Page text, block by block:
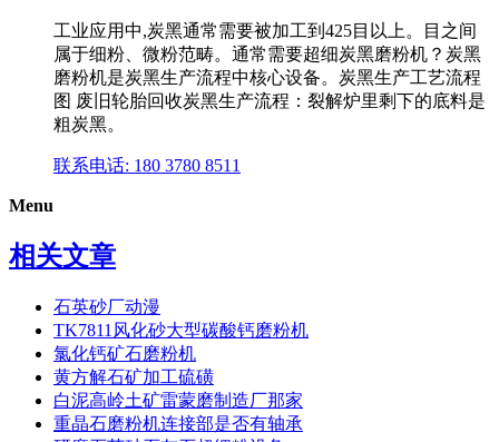
工业应用中,炭黑通常需要被加工到425目以上。目之间
属于细粉、微粉范畴。通常需要超细炭黑磨粉机？炭黑
磨粉机是炭黑生产流程中核心设备。炭黑生产工艺流程
图 废旧轮胎回收炭黑生产流程：裂解炉里剩下的底料是
粗炭黑。
联系电话: 180 3780 8511
Menu
相关文章
石英砂厂动漫
TK7811风化砂大型碳酸钙磨粉机
氯化钙矿石磨粉机
黄方解石矿加工硫磺
白泥高岭土矿雷蒙磨制造厂那家
重晶石磨粉机连接部是否有轴承